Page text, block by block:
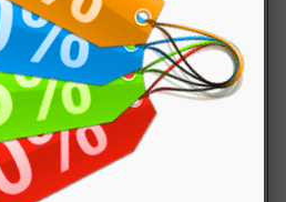
11 g
0.7 g
26 g